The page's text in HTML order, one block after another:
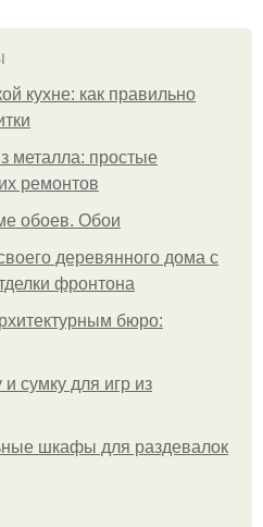
кухне: как правильно
металла: простые
ремонтов
обоев. Обои
деревянного дома с
фронтона
бюро:
сумку для игр из
шкафы для раздевалок